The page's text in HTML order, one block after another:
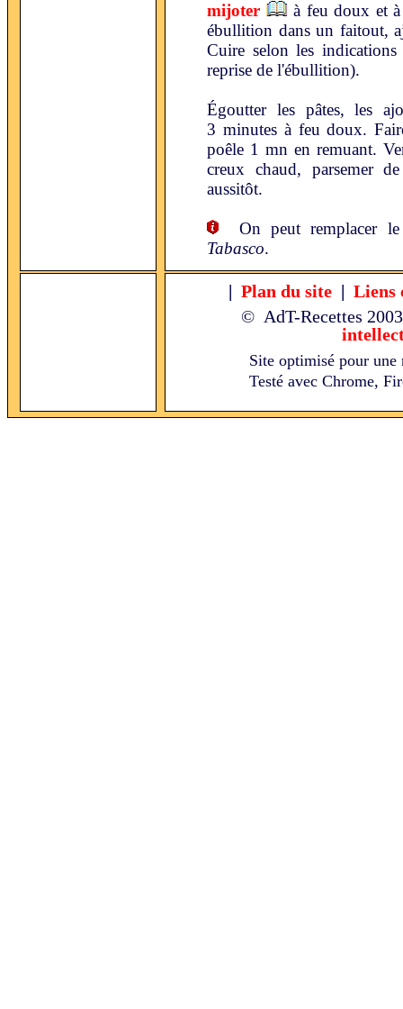
mijoter
à feu doux et à
ébullition dans un faitout,
Cuire selon les
reprise de l'ébullition).
Égoutter les pâtes, les
3 minutes à feu doux.
poêle 1 mn en remuant.
creux chaud, parsemer
aussitôt.
On peut remplacer
Tabasco.
| Plan du site | Liens
© AdT-Recettes
Site optimisé pour
Testé avec Chrome,